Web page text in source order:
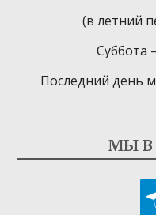
(в летний
Суббота
Последний день
МЫ В